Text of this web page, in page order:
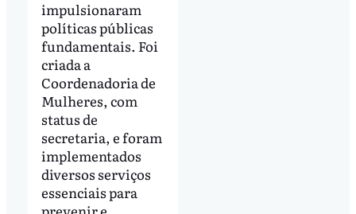
impulsionaram
políticas públicas
fundamentais. Foi
criada a
Coordenadoria de
Mulheres, com
status de
secretaria, e foram
implementados
diversos serviços
essenciais para